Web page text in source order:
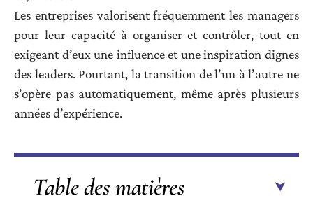
Les entreprises valorisent fréquemment les managers
pour leur capacité à organiser et contrôler, tout en
exigeant d’eux une influence et une inspiration dignes
des leaders. Pourtant, la transition de l’un à l’autre ne
s’opère pas automatiquement, même après plusieurs
années d’expérience.
Table des matières